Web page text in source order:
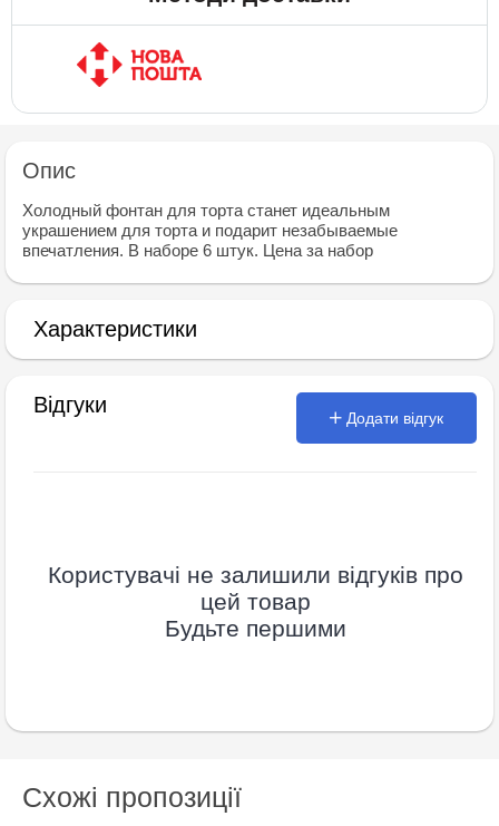
Опис
Холодный фонтан для торта станет идеальным
украшением для торта и подарит незабываемые
впечатления. В наборе 6 штук. Цена за набор
Характеристики
Відгуки
Додати відгук
Користувачі не залишили відгуків про
цей товар
Будьте першими
Схожі пропозиції